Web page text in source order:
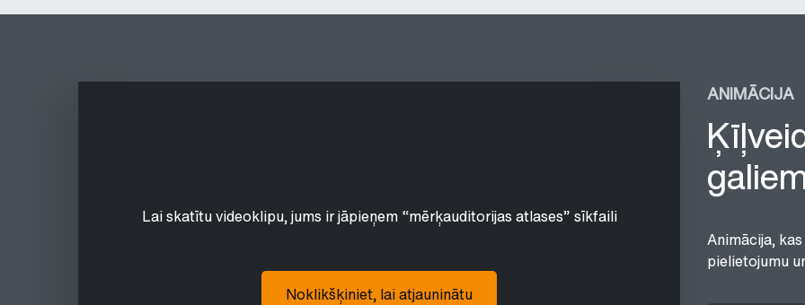
Lai skatītu videoklipu, jums ir jāpieņem “mērķauditorijas atlases” sīkfaili
Noklikšķiniet, lai atjauninātu
ANIMĀCIJA
Animācija,
pielietojumu